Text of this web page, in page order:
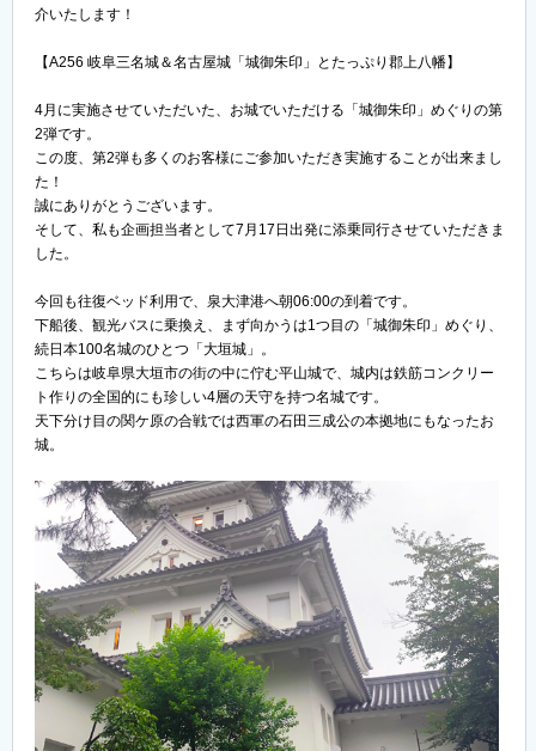
介いたします！
【A256 岐阜三名城＆名古屋城「城御朱印」とたっぷり郡上八幡】
4月に実施させていただいた、お城でいただける「城御朱印」めぐりの第
2弾です。
この度、第2弾も多くのお客様にご参加いただき実施することが出来まし
た！
誠にありがとうございます。
そして、私も企画担当者として7月17日出発に添乗同行させていただきま
した。
今回も往復ベッド利用で、泉大津港へ朝06:00の到着です。
下船後、観光バスに乗換え、まず向かうは1つ目の「城御朱印」めぐり、
続日本100名城のひとつ「大垣城」。
こちらは岐阜県大垣市の街の中に佇む平山城で、城内は鉄筋コンクリー
ト作りの全国的にも珍しい4層の天守を持つ名城です。
天下分け目の関ケ原の合戦では西軍の石田三成公の本拠地にもなったお
城。